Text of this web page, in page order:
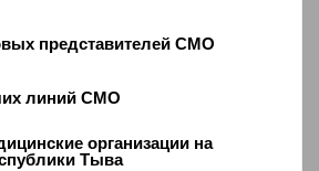
представителей СМО
линий СМО
организации на
Тыва